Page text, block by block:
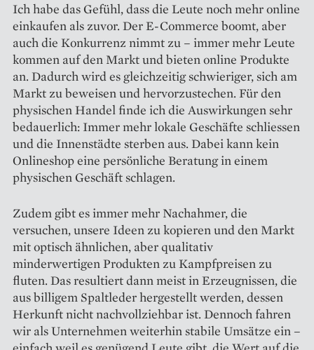
Ich habe das Gefühl, dass die Leute noch mehr online
einkaufen als zuvor. Der E-Commerce boomt, aber
auch die Konkurrenz nimmt zu – immer mehr Leute
kommen auf den Markt und bieten online Produkte
an. Da­durch wird es gleichzeitig schwieriger, sich am
Markt zu beweisen und hervorzustechen. Für den
physischen Handel finde ich die Auswirkungen sehr
bedauerlich: Immer mehr lokale Geschäfte schliessen
und die Innenstädte sterben aus. Dabei kann kein
Onlineshop eine persönliche Beratung in einem
physischen Geschäft schlagen.
Zudem gibt es immer mehr Nachahmer, die
versuchen, unsere Ideen zu kopieren und den Markt
mit optisch ähnlichen, aber qualitativ
minderwertigen Produkten zu Kampfpreisen zu
fluten. Das resultiert dann meist in Erzeugnissen, die
aus billigem Spaltleder hergestellt werden, dessen
Herkunft nicht nachvollziehbar ist. Dennoch fahren
wir als Unternehmen weiterhin stabile Um­sätze ein –